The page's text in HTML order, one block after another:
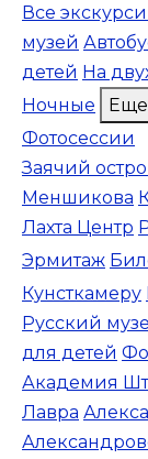
Все
музей
детей На
Ночные
Еще
Фотосессии
Заячий
Меншикова
Лахта Центр
Эрмитаж
Кунсткамеру
Русский
для детей
Академия
Лавра